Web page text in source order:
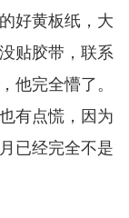
范围
项目
动态
责说明
好黄板纸，大
贴胶带，联系
他完全懵了。
有点慌，因为
已经完全不是